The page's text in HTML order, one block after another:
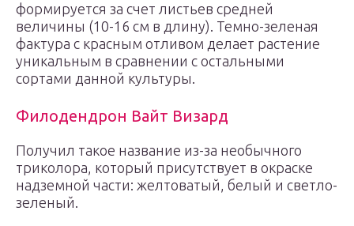
формируется за счет листьев средней
величины (10-16 см в длину). Темно-зеленая
фактура с красным отливом делает растение
уникальным в сравнении с остальными
сортами данной культуры.
Филодендрон Вайт Визард
Получил такое название из-за необычного
триколора, который присутствует в окраске
надземной части: желтоватый, белый и светло-
зеленый.